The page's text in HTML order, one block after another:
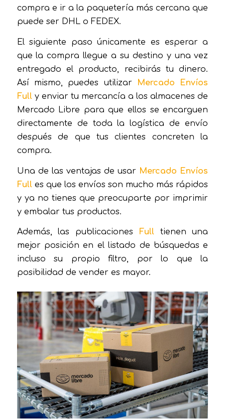
compra e ir a la paquetería más cercana que
puede ser DHL o FEDEX.
El siguiente paso únicamente es esperar a
que la compra llegue a su destino y una vez
entregado el producto, recibirás tu dinero.
Así mismo, puedes utilizarMercado Envíos
Full y enviar tu mercancía a los almacenes de
Mercado Libre para que ellos se encarguen
directamente de toda la logística de envío
después de que tus clientes concreten la
compra.
Una de las ventajas de usar Mercado Envíos
Full es que los envíos son mucho más rápidos
y ya no tienes que preocuparte por imprimir
y embalar tus productos.
Además, las publicaciones Full tienen una
mejor posición en el listado de búsquedas e
incluso su propio filtro, por lo que la
posibilidad de vender es mayor.